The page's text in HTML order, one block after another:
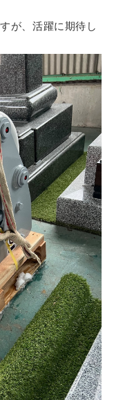
が、活躍に期待し